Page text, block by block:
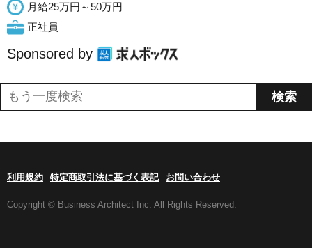
月給25万円～50万円
正社員
Sponsored by
利用規約 特定商取引法に基づく表記 お問い合わせ
Copyright © Business Architect Inc. All Rights Reserved.